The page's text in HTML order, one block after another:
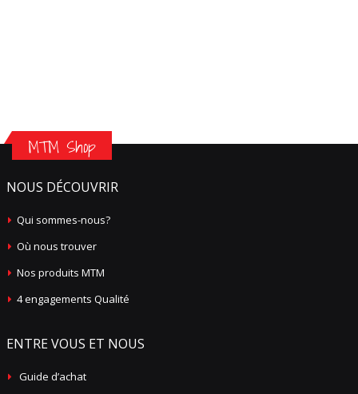
MTM Shop
NOUS DÉCOUVRIR
Qui sommes-nous?
Où nous trouver
Nos produits MTM
4 engagements Qualité
ENTRE VOUS ET NOUS
Guide d’achat